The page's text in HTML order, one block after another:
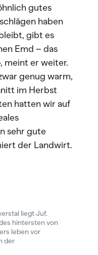
gutes
haben
gibt es
Emd – das
meint er weiter.
genug warm,
im Herbst
hatten wir auf
sehr gute
der Landwirt.
liegt Juf.
hintersten von
leben vor
der